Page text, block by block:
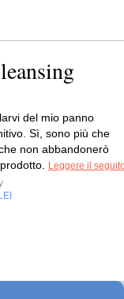
del mio panno
Sì, sono più che
non abbandonerò
Leggere il